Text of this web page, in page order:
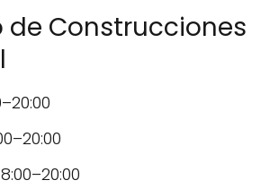
de Construcciones